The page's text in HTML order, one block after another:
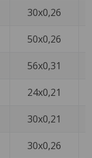
30x0,26
50x0,26
56x0,31
24x0,21
30x0,21
30x0,26